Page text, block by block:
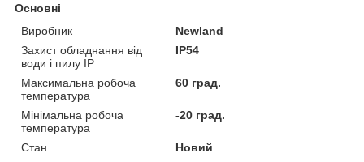
Основні
Виробник
Newland
Захист обладнання від
води і пилу IP
IP54
Максимальна робоча
температура
60 град.
Мінімальна робоча
температура
-20 град.
Стан
Новий